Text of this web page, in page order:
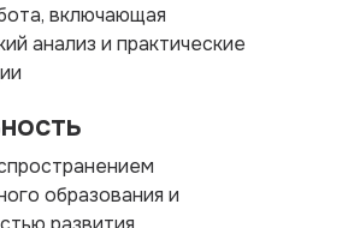
включающая
анализ и практические
образования и